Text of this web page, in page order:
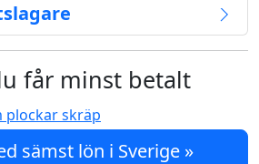
får minst betalt
sämst lön i Sverige »